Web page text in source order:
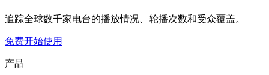
追踪全球数千家电台的播放情况、轮播次数和受众覆盖。
免费开始使用
产品